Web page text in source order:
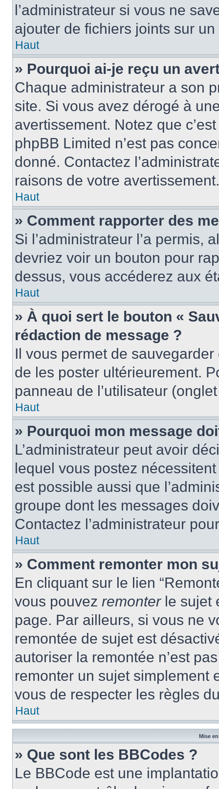
l’administrateur si vous ne
ajouter de fichiers joints sur un
Haut
» Pourquoi ai-je reçu un
Chaque administrateur a son
site. Si vous avez dérogé à
avertissement. Notez que
phpBB Limited n’est pas
donné. Contactez
raisons de votre avertissement.
Haut
» Comment rapporter des
Si l’administrateur l’a permis,
devriez voir un bouton pour
dessus, vous accéderez aux
Haut
» À quoi sert le bouton «
rédaction de message ?
Il vous permet de
de les poster ultérieurement.
panneau de l’utilisateur
Haut
» Pourquoi mon message
L’administrateur peut avoir
lequel vous postez
est possible aussi que
groupe dont les messages
Contactez l’administrateur
Haut
» Comment remonter mon
En cliquant sur le lien
vous pouvez remonterle sujet
page. Par ailleurs, si vous ne
remontée de sujet est
autoriser la remontée n’est
remonter un sujet simplement
vous de respecter les règles
Haut
Mise
» Que sont les BBCodes ?
Le BBCode est une